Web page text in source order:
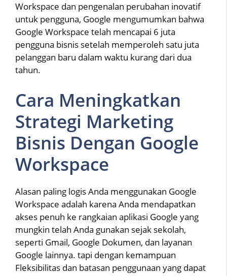
Workspace dan pengenalan perubahan inovatif
untuk pengguna, Google mengumumkan bahwa
Google Workspace telah mencapai 6 juta
pengguna bisnis setelah memperoleh satu juta
pelanggan baru dalam waktu kurang dari dua
tahun.
Cara Meningkatkan
Strategi Marketing
Bisnis Dengan Google
Workspace
Alasan paling logis Anda menggunakan Google
Workspace adalah karena Anda mendapatkan
akses penuh ke rangkaian aplikasi Google yang
mungkin telah Anda gunakan sejak sekolah,
seperti Gmail, Google Dokumen, dan layanan
Google lainnya. tapi dengan kemampuan
Fleksibilitas dan batasan penggunaan yang dapat